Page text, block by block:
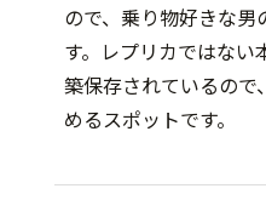
ので、乗り物好きな男
す。レプリカではない
築保存されているので
めるスポットです。